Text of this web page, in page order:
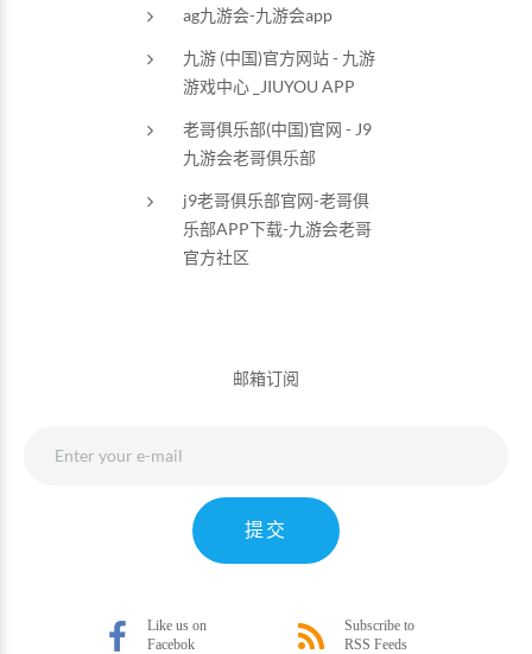
ag九游会-九游会app
九游 (中国)官方网站 - 九游
游戏中心 _JIUYOU APP
老哥俱乐部(中国)官网 - J9
九游会老哥俱乐部
j9老哥俱乐部官网-老哥俱
乐部APP下载-九游会老哥
官方社区
邮箱订阅
提交